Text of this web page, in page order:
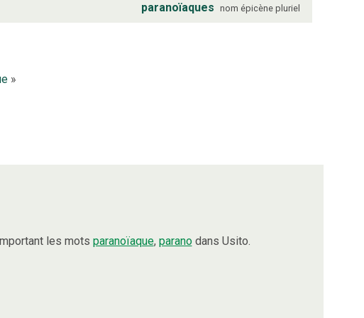
paranoïaques nom épicène pluriel
»
les mots paranoïaque, paranodans Usito.